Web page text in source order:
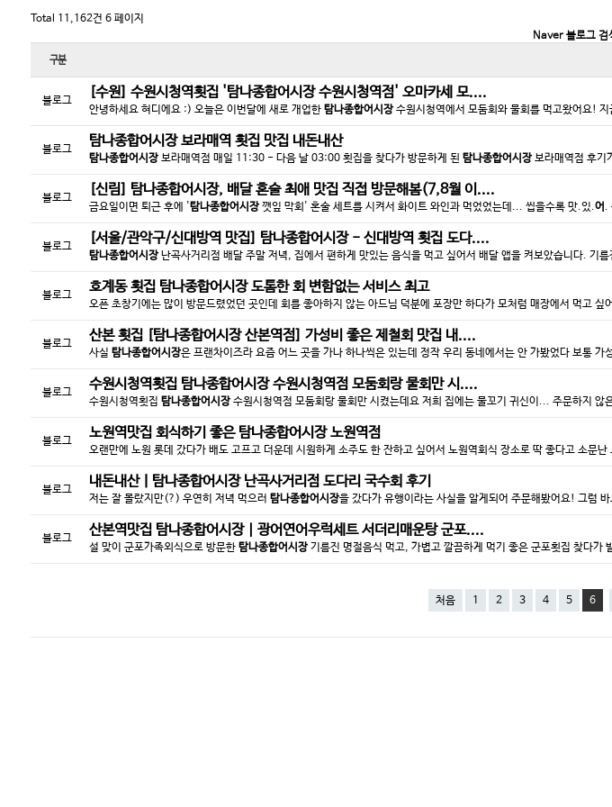
Total 11,162건 6 페이지
Naver 블로그 검
구분
블로그 [수원] 수원시청역횟집 '탐나종합어시장수원시청역점' 오마카세 모....
안녕하세요 혀디에요 :) 오늘은 이번달에 새로 개업한 탐나종합어시장수원시청역에서 모둠회와 물회를 먹고왔어요!
블로그 탐나종합어시장보라매역 횟집 맛집 내돈내산
탐나종합어시장보라매역점 매일 11:30 - 다음 날 03:00 횟집을 찾다가 방문하게 된 탐나종합어시장보라매역점 후기
블로그 [신림] 탐나종합어시장, 배달 혼술 최애 맛집 직접 방문해봄(7,8월 이....
금요일이면 퇴근 후에 '탐나종합어시장깻잎 막회' 혼술 세트를 시켜서 화이트 와인과 먹었었는데... 씹을수록 맛.있.어.
블로그 [서울/관악구/신대방역 맛집] 탐나종합어시장- 신대방역 횟집 도다....
탐나종합어시장난곡사거리점 배달 주말 저녁, 집에서 편하게 맛있는 음식을 먹고 싶어서 배달 앱을 켜보았습니다. 기
블로그 호계동 횟집 탐나종합어시장도톰한 회 변함없는 서비스 최고
오픈 초창기에는 많이 방문드렸었던 곳인데 회를 좋아하지 않는 아드님 덕분에 포장만 하다가 모처럼 매장에서 먹고 싶
블로그 산본 횟집 [탐나종합어시장산본역점] 가성비 좋은 제철회 맛집 내....
사실 탐나종합어시장은 프랜차이즈라 요즘 어느 곳을 가나 하나씩은 있는데 정작 우리 동네에서는 안 가봤었다 보통
블로그 수원시청역횟집 탐나종합어시장수원시청역점 모둠회랑 물회만 시....
수원시청역횟집 탐나종합어시장수원시청역점 모둠회랑 물회만 시켰는데요 저희 집에는 물꼬기 귀신이... 주문하지 않
블로그 노원역맛집 회식하기 좋은 탐나종합어시장노원역점
오랜만에 노원 롯데 갔다가 배도 고프고 더운데 시원하게 소주도 한 잔하고 싶어서 노원역회식 장소로 딱 좋다고 소문난
블로그 내돈내산ㅣ 탐나종합어시장난곡사거리점 도다리 국수회 후기
저는 잘 몰랐지만(?) 우연히 저녁 먹으러 탐나종합어시장을 갔다가 유행이라는 사실을 알게되어 주문해봤어요! 그럼
블로그 산본역맛집 탐나종합어시장| 광어연어우럭세트 서더리매운탕 군포....
설 맞이 군포가족외식으로 방문한 탐나종합어시장기름진 명절음식 먹고, 가볍고 깔끔하게 먹기 좋은 군포횟집 찾다가
처음 1 2 3 4 5 6